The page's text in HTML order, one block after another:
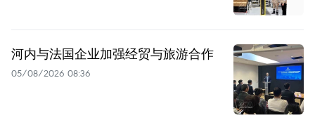
河内与法国企业加强经贸与旅游合作
05/08/2026 08:36